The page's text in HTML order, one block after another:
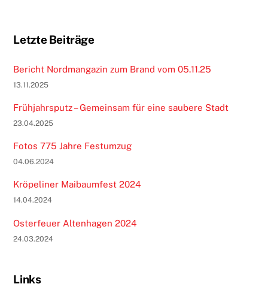
Letzte Beiträge
Bericht Nordmangazin zum Brand vom 05.11.25
13.11.2025
Frühjahrsputz – Gemeinsam für eine saubere Stadt
23.04.2025
Fotos 775 Jahre Festumzug
04.06.2024
Kröpeliner Maibaumfest 2024
14.04.2024
Osterfeuer Altenhagen 2024
24.03.2024
Links